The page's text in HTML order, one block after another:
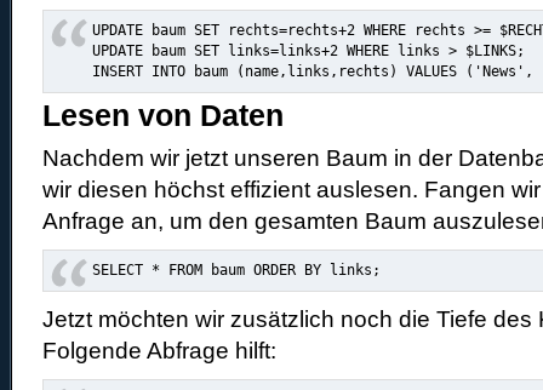
UPDATE baum SET rechts=rechts+2 WHERE rechts >=
UPDATE baum SET links=links+2 WHERE links > $LINKS;
INSERT INTO baum (name,links,rechts) VALUES ('News',
Lesen von Daten
Nachdem wir jetzt unseren Baum in der
wir diesen höchst effizient auslesen. Fangen
Anfrage an, um den gesamten Baum
SELECT * FROM baum ORDER BY links;
Jetzt möchten wir zusätzlich noch die Tiefe des
Folgende Abfrage hilft: